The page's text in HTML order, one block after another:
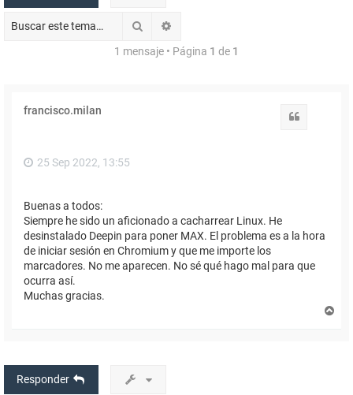
Buscar
1 mensaje • Página 1 de 1
francisco.milan
25 Sep 2022, 13:55
Buenas a todos:
Siempre he sido un aficionado a cacharrear Linux. He
desinstalado Deepin para poner MAX. El problema es a la hora
de iniciar sesión en Chromium y que me importe los
marcadores. No me aparecen. No sé qué hago mal para que
ocurra así.
Muchas gracias.
Responder